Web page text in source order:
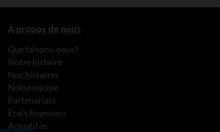
À propos de nous
Que faisons-nous?
Notre histoire
Nos histoires
Notre équipe
Partenariats
États financiers
Actualités